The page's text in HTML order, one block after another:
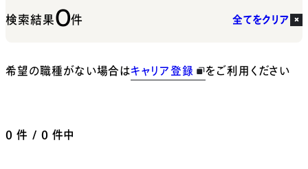
検索結果0件 全てをクリア
希望の職種がない場合はキャリア登録 をご利用ください
0 件 / 0 件中